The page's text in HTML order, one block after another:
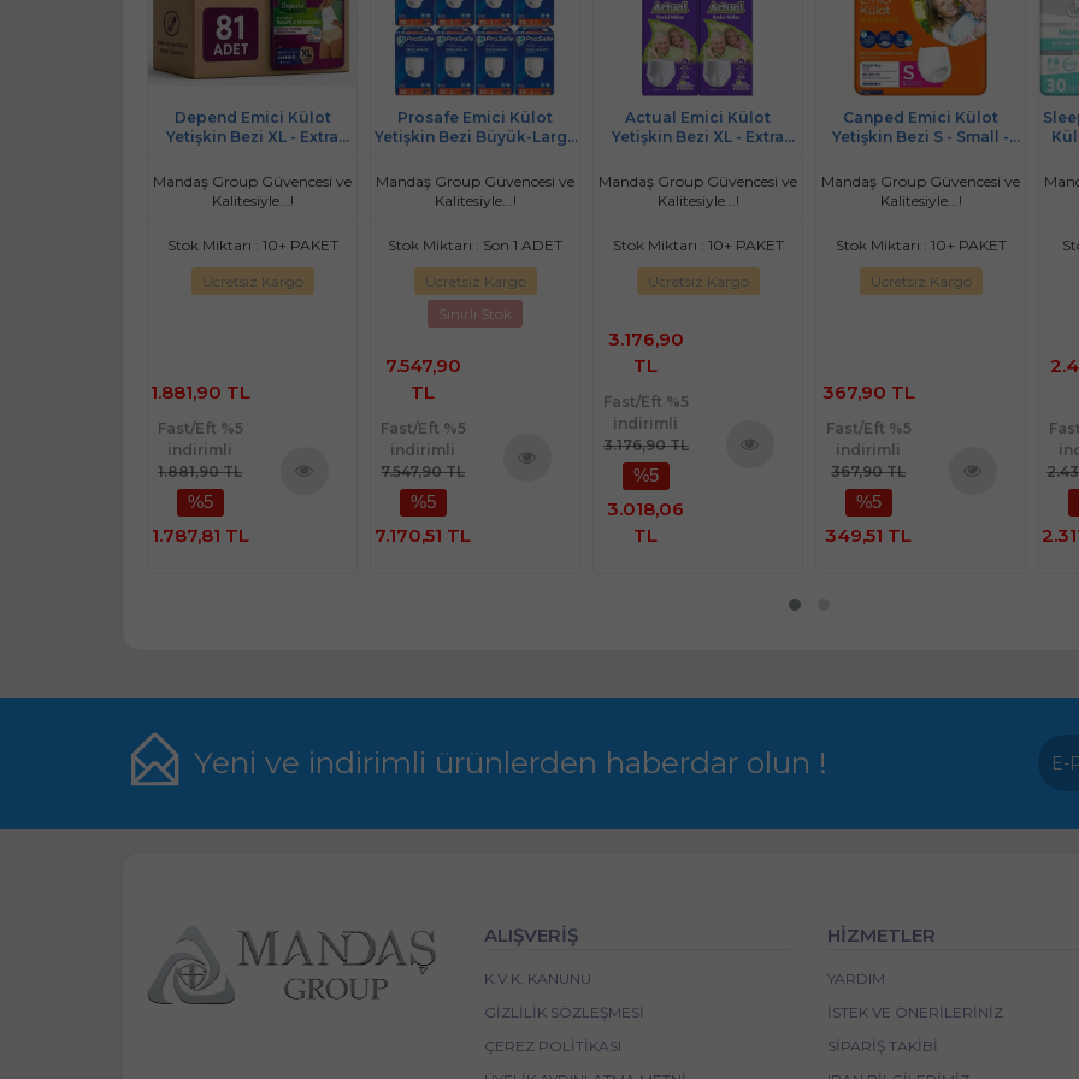
Depend Emici Külot
Yetişkin Bezi XL - Extra
(9PK*9)
Mandaş Group Güvencesi ve
Kalitesiyle...!
Stok Miktarı : 10+ PAKET
Ücretsiz Kargo
1.881,90 TL
Fast/Eft %5
indirimli
1.881,90 TL
%5
1.787,81 TL
Prosafe Emici Külot
Yetişkin Bezi Büyük-Large
Mandaş Group Güvencesi ve
Kalitesiyle...!
Stok Miktarı : Son 1 ADET
Ücretsiz Kargo
Sınırlı Stok
7.547,90
TL
Fast/Eft %5
indirimli
7.547,90 TL
%5
7.170,51 TL
Actual Emici Külot
Yetişkin Bezi XL - Extra
(Islaklık Göstergeli) 150
Adet
Mandaş Group Güvencesi ve
Kalitesiyle...!
Stok Miktarı : 10+ PAKET
Ücretsiz Kargo
3.176,90
TL
Fast/Eft %5
indirimli
3.176,90 TL
%5
3.018,06
TL
Canped Emici Külot
Yetişkin Bezi S - Small -
Mandaş Group Güvencesi ve
Kalitesiyle...!
Stok Miktarı : 10+ PAKET
Ücretsiz Kargo
367,90 TL
Fast/Eft %5
indirimli
367,90 TL
%5
349,51 TL
Yeni ve indirimli ürünlerden haberdar olun !
ALIŞVERİŞ
K.V.K. KANUNU
GIZLILIK SÖZLEŞMESI
ÇEREZ POLITIKASI
HİZMETLER
YARDIM
İSTEK VE ÖNERILERINIZ
SIPARIŞ TAKIBI